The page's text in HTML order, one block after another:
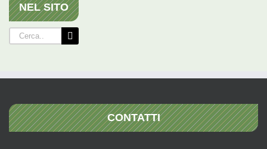
NEL SITO
Cerca
per:
CONTATTI